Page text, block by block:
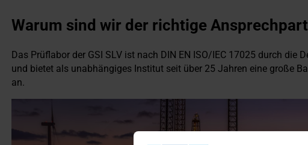
Warum sind wir der richtige
Das Prüflabor der GSI SLV ist nach DIN EN ISO/IEC 17025 durch die
und bietet als unabhängiges Institut seit über 25 Jahren eine große
an.